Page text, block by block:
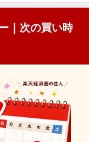
｜次の買い時